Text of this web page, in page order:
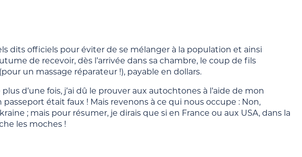
dits officiels pour éviter de se mélanger à la population et ainsi
de recevoir, dès l’arrivée dans sa chambre, le coup de fils
un massage réparateur !), payable en dollars.
d’une fois, j’ai dû le prouver aux autochtones à l’aide de mon
était faux ! Mais revenons à ce qui nous occupe : Non,
; mais pour résumer, je dirais que si en France ou aux USA, dans la
les moches !